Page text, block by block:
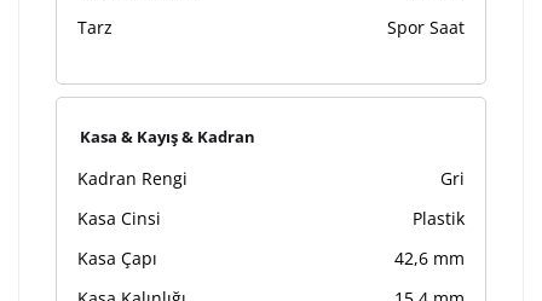
Tarz
Spor Saat
Kasa & Kayış & Kadran
Kadran Rengi
Gri
Kasa Cinsi
Plastik
Kasa Çapı
42,6 mm